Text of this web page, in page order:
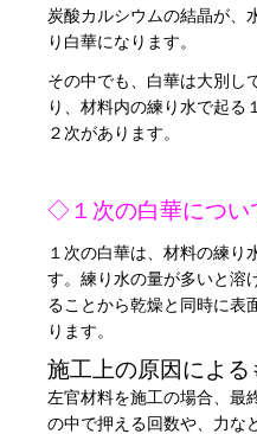
炭酸カルシウムの結晶が、
り白華になります。
その中でも、白華は大別し
り、材料内の練り水で起る
２次があります。
◇１次の白華につい
１次の白華は、材料の練り
す。練り水の量が多いと溶
ることから乾燥と同時に表
ります。
施工上の原因による
左官材料を施工の場合、最
の中で押える回数や、力な